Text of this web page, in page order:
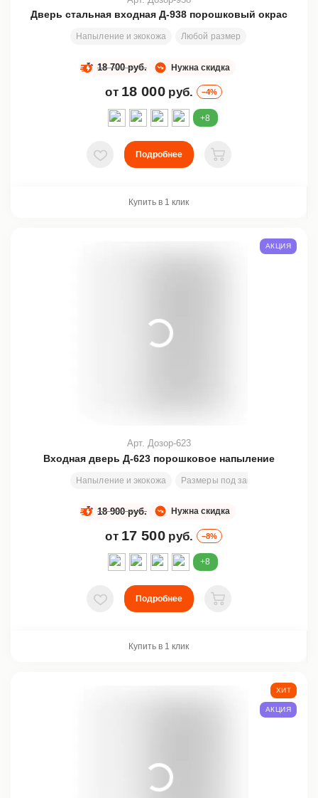
Дверь стальная входная Д-938 порошковый окрас
Напыление и экокожа Любой размер
Нужна скидка
18 700 руб.
от 18 000 руб. –4%
+8
В избранное
Подробнее
В корзину
Купить в 1 клик
Входная дверь Д-623 порошковое напыление
Напыление и экокожа Размеры под заказ
Арт. Дозор-623
Нужна скидка
18 900 руб.
от 17 500 руб. –8%
АКЦИЯ
+8
В избранное
Подробнее
В корзину
Купить в 1 клик
ХИТ
АКЦИЯ